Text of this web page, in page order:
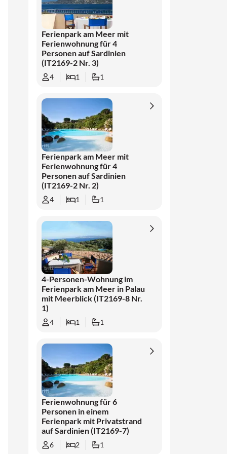
Sommerfestival 'L'Estate Olbiese' und
historischen Sehenswürdigkeiten sind
ebenfalls möglich.
Ferienpark am Meer mit
Ferienwohnung für 4
Personen auf Sardinien
(IT2169-2 Nr. 3)
4 1 1
Ferienpark am Meer mit
Ferienwohnung für 4
Personen auf Sardinien
(IT2169-2 Nr. 2)
4 1 1
4-Personen-Wohnung im
Ferienpark am Meer in Palau
mit Meerblick (IT2169-8 Nr.
1)
4 1 1
Ferienwohnung für 6
Personen in einem
Ferienpark mit Privatstrand
auf Sardinien (IT2169-7)
6 2 1